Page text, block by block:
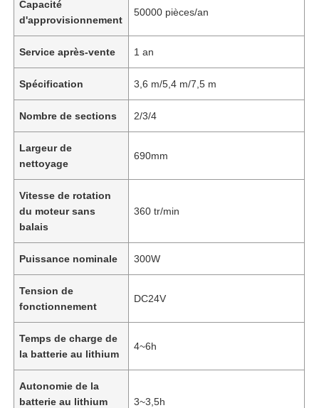
Capacité
d'approvisionnement
50000 pièces/an
Service après-vente 1 an
Spécification 3,6 m/5,4 m/7,5 m
Nombre de sections 2/3/4
Largeur de
nettoyage
690mm
Vitesse de rotation
du moteur sans
balais
360 tr/min
Puissance nominale 300W
Tension de
fonctionnement
DC24V
Temps de charge de
la batterie au lithium
4~6h
Autonomie de la
batterie au lithium
3~3,5h